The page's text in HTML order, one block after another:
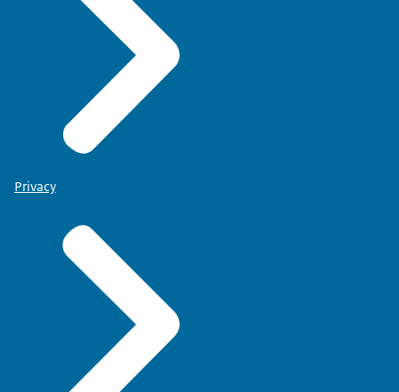
Privacy